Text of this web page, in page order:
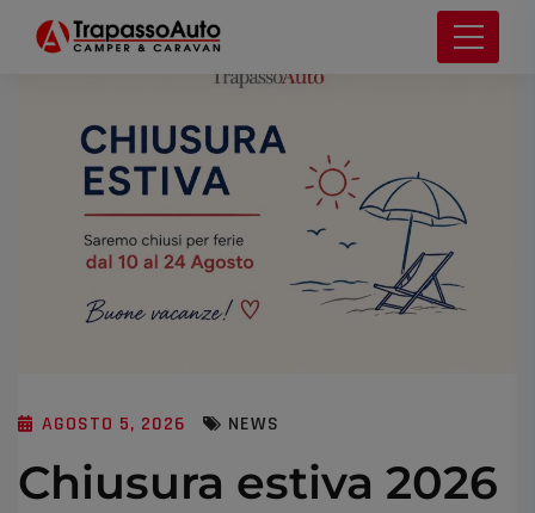
AGOSTO 5, 2026 NEWS
Chiusura estiva 2026